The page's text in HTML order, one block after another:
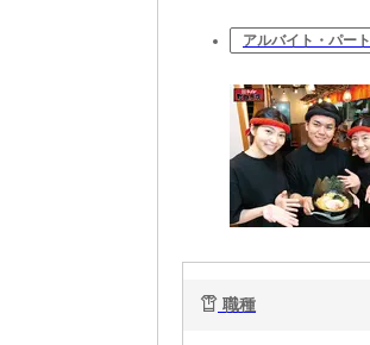
アルバイト・パート
職種